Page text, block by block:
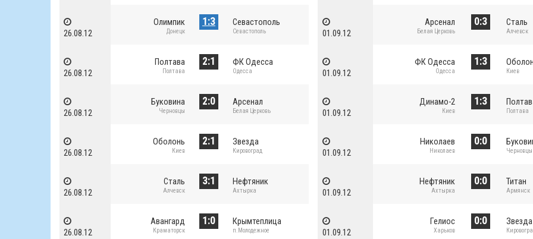
26.08.12
Олимпик
Донецк
1:3 Севастополь
Севастополь
26.08.12
Полтава
Полтава
2:1 ФК Одесса
Одесса
26.08.12
Буковина
Черновцы
2:0 Арсенал
Белая Церковь
26.08.12
Оболонь
Киев
2:1 Звезда
Кировоград
26.08.12
Сталь
Алчевск
3:1 Нефтяник
Ахтырка
26.08.12
Авангард
Краматорск
1:0 Крымтеплица
п.Молодежное
01.09.12
Арсенал
Белая Церковь
0:3 Сталь
Алчевск
01.09.12
ФК Одесса
Одесса
1:3
Киев
01.09.12
Динамо-2
Киев
1:3
Полтава
01.09.12
Николаев
Николаев
0:0
Черновцы
01.09.12
Нефтяник
Ахтырка
0:0 Титан
Армянск
01.09.12
Гелиос
Харьков
0:0 Звезда